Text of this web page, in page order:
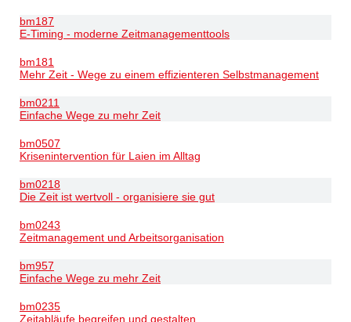
bm187
E-Timing - moderne Zeitmanagementtools
bm181
Mehr Zeit - Wege zu einem effizienteren Selbstmanagement
bm0211
Einfache Wege zu mehr Zeit
bm0507
Krisenintervention für Laien im Alltag
bm0218
Die Zeit ist wertvoll - organisiere sie gut
bm0243
Zeitmanagement und Arbeitsorganisation
bm957
Einfache Wege zu mehr Zeit
bm0235
Zeitabläufe begreifen und gestalten